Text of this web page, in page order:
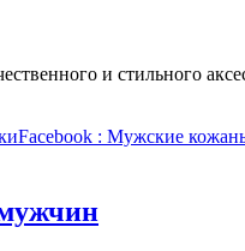
и стильного
Facebook : Мужские